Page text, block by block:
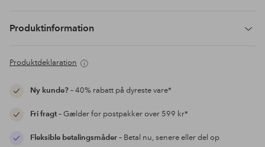
Produktinformation
Produktdeklaration
Ny kunde?– 40% rabatt på dyreste vare*
Fri fragt– Gælder for postpakker over 599 kr*
Fleksible betalingsmåder– Betal nu, senere eller del op